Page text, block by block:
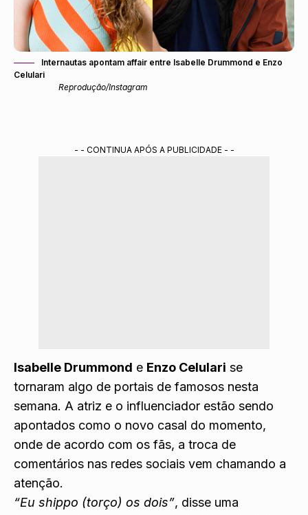
Internautas apontam affair entre Isabelle Drummond e Enzo
Celulari
Reprodução/Instagram
- - CONTINUA APÓS A PUBLICIDADE - -
Isabelle Drummond e Enzo Celulari se
tornaram algo de portais de famosos nesta
semana. A atriz e o influenciador estão sendo
apontados como o novo casal do momento,
onde de acordo com os fãs, a troca de
comentários nas redes sociais vem chamando a
atenção.
“Eu shippo (torço) os dois”, disse uma